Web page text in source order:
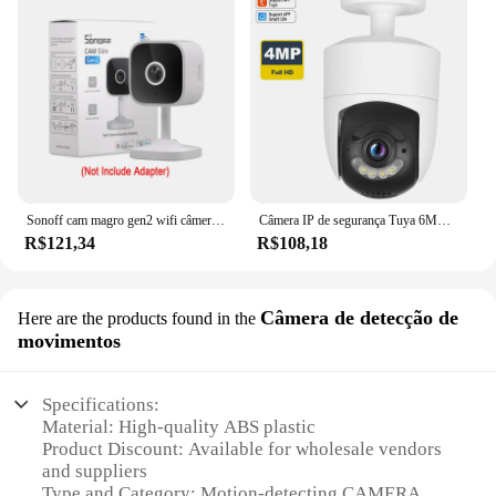
Sonoff cam magro gen2 wifi câmera de segurança em casa inteligente 1080p hd detecção de movimento áudio bidirecional visão noturna suporte alexa google
R$121,34
Câmera IP de segurança Tuya 6MP 2.4G/5G WiFi Mini Câmeras PTZ externas Áudio bidirecional Vigilância por vídeo doméstico SmartLife Alexa Google Home
R$108,18
Here are the products found in the Câmera de detecção de
movimentos
Specifications:
Material: High-quality ABS plastic
Product Discount: Available for wholesale vendors
and suppliers